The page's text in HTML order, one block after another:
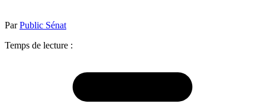
ParPublic Sénat
Temps de lecture :